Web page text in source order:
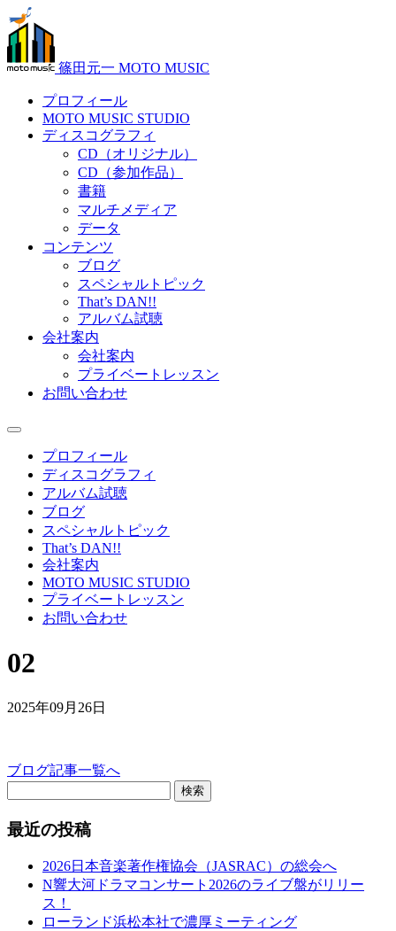
篠田元一 MOTO MUSIC
プロフィール
MOTO MUSIC STUDIO
ディスコグラフィ
CD（オリジナル）
CD（参加作品）
書籍
マルチメディア
データ
コンテンツ
ブログ
スペシャルトピック
That’s DAN!!
アルバム試聴
会社案内
会社案内
プライベートレッスン
お問い合わせ
プロフィール
ディスコグラフィ
アルバム試聴
ブログ
スペシャルトピック
That’s DAN!!
会社案内
MOTO MUSIC STUDIO
プライベートレッスン
お問い合わせ
02
2025年09月26日
ブログ記事一覧へ
検索
最近の投稿
2026日本音楽著作権協会（JASRAC）の総会へ
N響大河ドラマコンサート2026のライブ盤がリリー
ス！
ローランド浜松本社で濃厚ミーティング